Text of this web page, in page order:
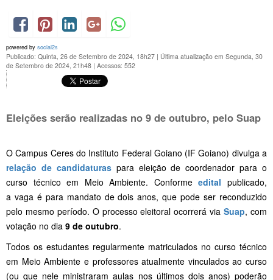
powered by social2s
Publicado: Quinta, 26 de Setembro de 2024, 18h27 | Última atualização em Segunda, 30
de Setembro de 2024, 21h48 | Acessos: 552
Eleições serão realizadas no 9 de outubro, pelo Suap
O Campus Ceres do Instituto Federal Goiano (IF Goiano) divulga a
relação de candidaturaspara eleição de coordenador para o
curso técnico em Meio Ambiente. Conformeedital publicado,
a vaga é para mandato de dois anos, que pode ser reconduzido
pelo mesmo período. O processo eleitoral ocorrerá viaSuap, com
votação no dia 9 de outubro.
Todos os estudantes regularmente matriculados no curso técnico
em Meio Ambiente e professores atualmente vinculados ao curso
(ou que nele ministraram aulas nos últimos dois anos) poderão